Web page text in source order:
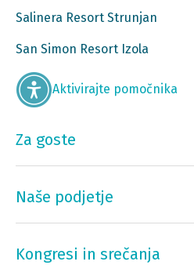
Salinera Resort Strunjan
San Simon Resort Izola
Aktivirajte pomočnika
Za goste
Naše podjetje
Kongresi in srečanja